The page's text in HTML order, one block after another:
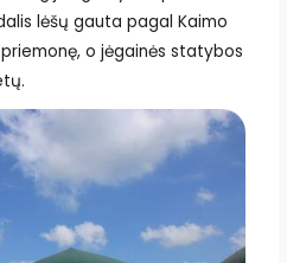
lėšų gauta pagal Kaimo
o jėgainės statybos